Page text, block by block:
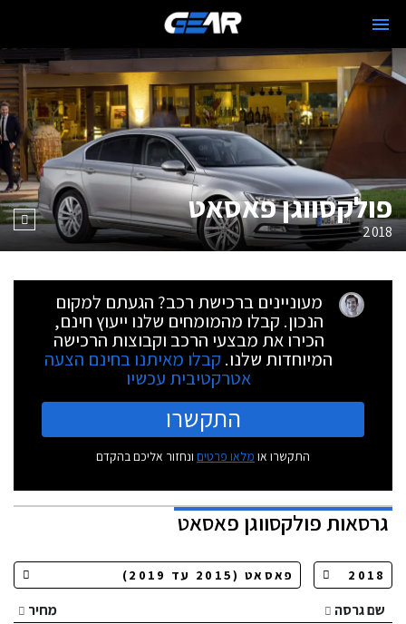
פולקסווגן פאסאט
2018
מעוניינים ברכישת רכב? הגעתם למקום
הנכון. קבלו מהמומחים שלנו ייעוץ חינם,
הכירו את מבצעי הרכב וקבוצות הרכישה
המיוחדות שלנו. קבלו מאיתנו בחינם הצעה
אטרקטיבית עכשיו
התקשרו
התקשרו או מלאו פרטים ונחזור אליכם בהקדם
גרסאותפולקסווגן פאסאט
שם גרסה
מחיר